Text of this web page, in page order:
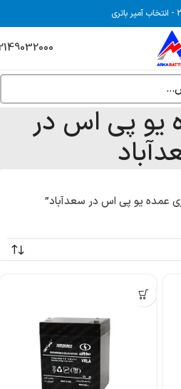
- انتخاب آمپر باتری
یو پی اس در
عمده یو پی اس در سعدآباد”